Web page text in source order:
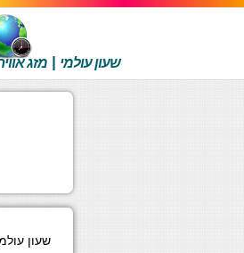
שעון עולמי | מזג
שעון